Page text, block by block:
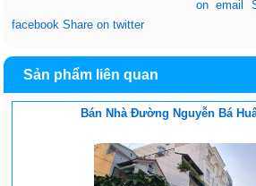
on email
facebook Share on twitter
Sản phẩm liên quan
Bán Nhà Đường Nguyễn Bá